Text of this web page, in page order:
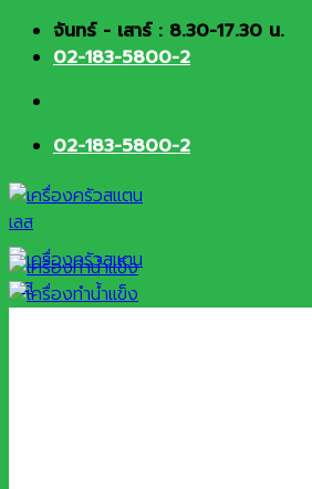
Skip จันทร์ - เสาร์ : 8.30-17.30 น.
02-183-5800-2
02-183-5800-2